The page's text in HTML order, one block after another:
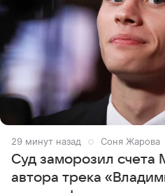
29 минут назад Соня Жарова
Суд заморозил счета
автора трека